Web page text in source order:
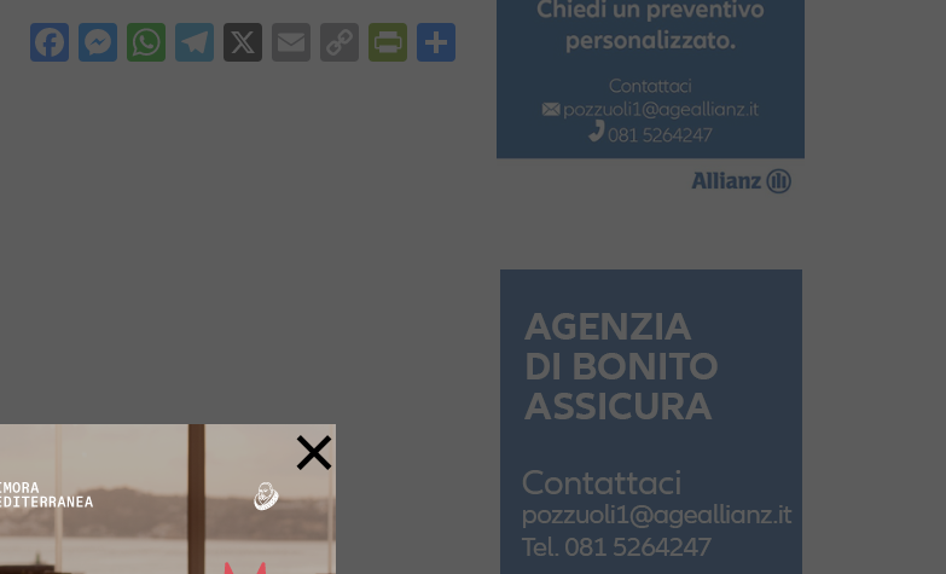
Facebook
Messenger
WhatsApp
Telegram
X EmailCopyPrintFriendly
Condividi
×